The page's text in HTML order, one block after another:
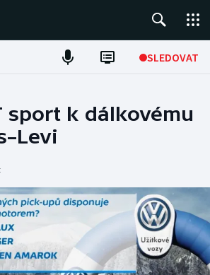
SLEDOVAT
sport k dálkovému